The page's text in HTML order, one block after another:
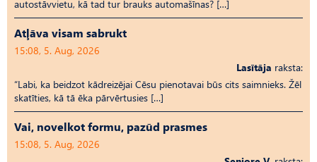
autostāvvietu, kā tad tur brauks automašīnas? […]
Atļāva visam sabrukt
15:08, 5. Aug, 2026
Lasītāja raksta:
“Labi, ka beidzot kādreizējai Cēsu pienotavai būs cits saimnieks. Žēl
skatīties, kā tā ēka pārvērtusies […]
Vai, novelkot formu, pazūd prasmes
15:08, 5. Aug, 2026